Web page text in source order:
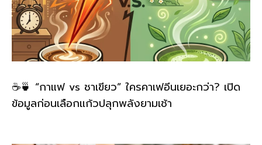
☕🍵 “กาแฟ vs ชาเขียว” ใครคาเฟอีนเยอะกว่า? เปิด
ข้อมูลก่อนเลือกแก้วปลุกพลังยามเช้า